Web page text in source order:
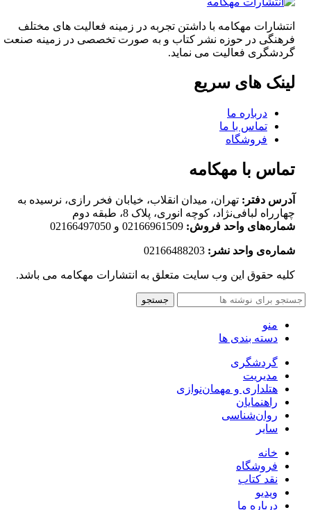
انتشارات مهکامه با داشتن تجربه در زمینه فعالیت های مختلف
فرهنگی در حوزه نشر کتاب و به صورت تخصصی در زمینه صنعت
گردشگری فعالیت می نماید.
لینک های سریع
درباره ما
تماس با ما
فروشگاه
تماس با مهکامه
آدرس دفتر: تهران، میدان انقلاب، خیابان فخر رازی، نرسیده به
چهارراه لبافی‌نژاد، کوچه انوری، پلاک 8، طبقه دوم
شماره‌های واحد فروش: 02166961509 و 02166497050
شماره‌‌ی واحد نشر:
کلیه حقوق این وب سایت متعلق به انتشارات مهکامه می باشد.
جستجو
منو
دسته بندی ها
گردشگری
مدیریت
هتلداری و مهمان‌نوازی
راهنمایان
روان‌شناسی
سایر
خانه
فروشگاه
نقد کتاب
ویدیو
درباره‌ ما